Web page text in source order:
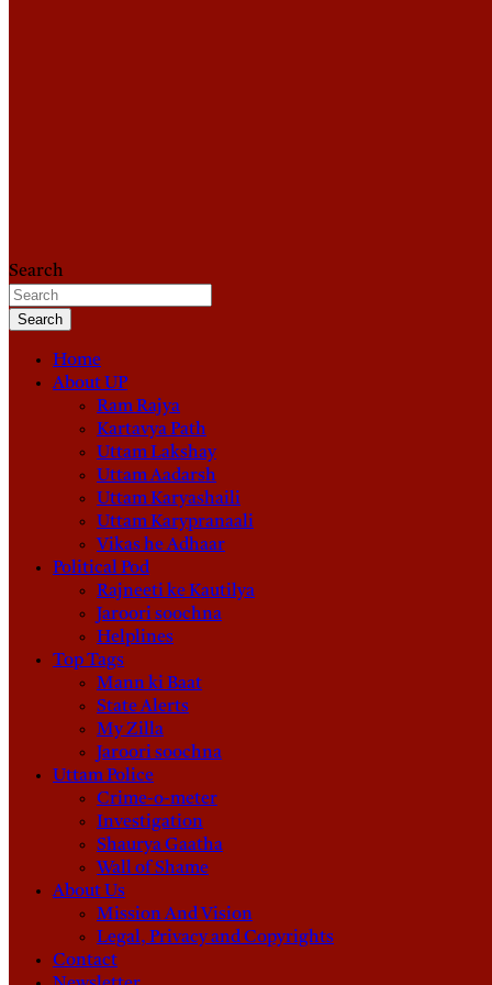
Search
Search
Home
About UP
Ram Rajya
Kartavya Path
Uttam Lakshay
Uttam Aadarsh
Uttam Karyashaili
Uttam Karypranaali
Vikas he Adhaar
Political Pod
Rajneeti ke Kautilya
Jaroori soochna
Helplines
Top Tags
Mann ki Baat
State Alerts
My Zilla
Jaroori soochna
Uttam Police
Crime-o-meter
Investigation
Shaurya Gaatha
Wall of Shame
About Us
Mission And Vision
Legal, Privacy and Copyrights
Contact